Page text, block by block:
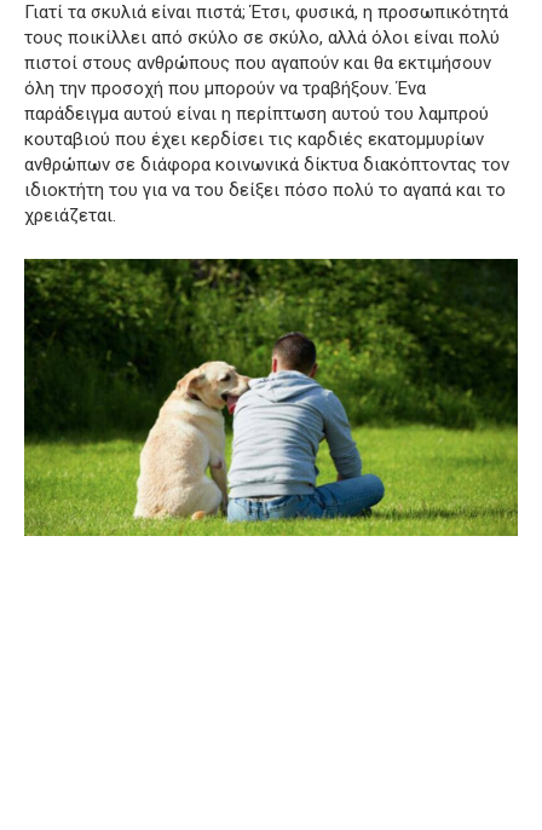
Γιατί τα σκυλιά είναι πιστά;Έτσι, φυσικά, η προσωπικότητά
τους ποικίλλει από σκύλο σε σκύλο, αλλά όλοι είναι πολύ
πιστοί στους ανθρώπους που αγαπούν και θα εκτιμήσουν
όλη την προσοχή που μπορούν να τραβήξουν.Ένα
παράδειγμα αυτού είναι η περίπτωση αυτού του λαμπρού
κουταβιού που έχει κερδίσει τις καρδιές εκατομμυρίων
ανθρώπων σε διάφορα κοινωνικά δίκτυα διακόπτοντας τον
ιδιοκτήτη του για να του δείξει πόσο πολύ το αγαπά και το
χρειάζεται.